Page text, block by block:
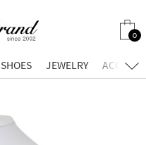
0
SHOES JEWELRY